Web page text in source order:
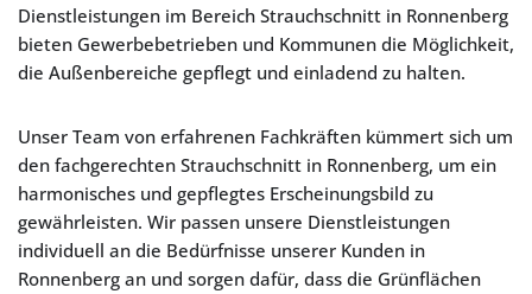
Dienstleistungen im Bereich Strauchschnitt in Ronnenberg
bieten Gewerbebetrieben und Kommunen die Möglichkeit,
die Außenbereiche gepflegt und einladend zu halten.
Unser Team von erfahrenen Fachkräften kümmert sich um
den fachgerechten Strauchschnitt in Ronnenberg, um ein
harmonisches und gepflegtes Erscheinungsbild zu
gewährleisten. Wir passen unsere Dienstleistungen
individuell an die Bedürfnisse unserer Kunden in
Ronnenberg an und sorgen dafür, dass die Grünflächen